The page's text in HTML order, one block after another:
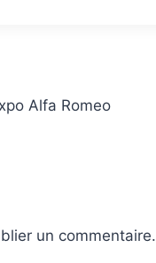
Alfa Romeo
un commentaire.